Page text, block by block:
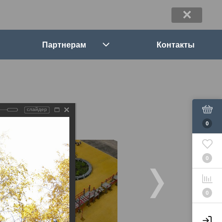
Партнерам Контакты
0
0
0
слайдер